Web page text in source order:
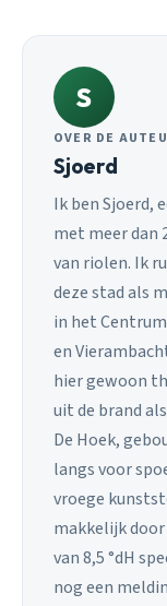
S
OVER DE
Sjoerd
Ik ben Sjoerd,
met meer dan
van riolen. Ik
deze stad als
in het
en
hier gewoon
uit de brand
De Hoek,
langs voor
vroege
makkelijk
van 8,5 °dH
nog een